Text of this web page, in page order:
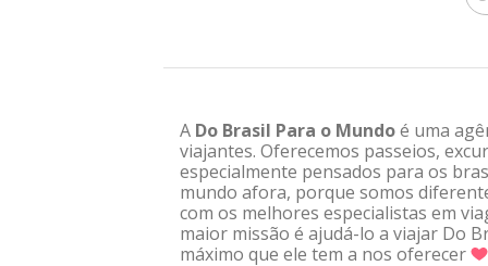
A Do Brasil Para o Mundoé uma
viajantes. Oferecemos passeios,
especialmente pensados para os
mundo afora, porque somos
com os melhores especialistas em
maior missão é ajudá-lo a viajar Do
máximo que ele tem a nos oferecer